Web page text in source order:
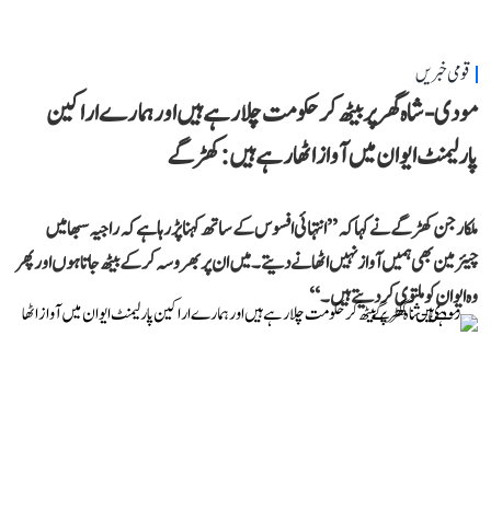
قومی خبریں
مودی-شاہ گھر پر بیٹھ کر حکومت چلا رہے ہیں اور ہمارے اراکین
پارلیمنٹ ایوان میں آواز اٹھا رہے ہیں: کھڑگے
ملکارجن کھڑگے نے کہا کہ ’’انتہائی افسوس کے ساتھ کہنا پڑ رہا ہے کہ راجیہ سبھا میں
چیئرمین بھی ہمیں آواز نہیں اٹھانے دیتے۔ میں ان پر بھروسہ کر کے بیٹھ جاتا ہوں اور پھر
وہ ایوان کو ملتوی کر دیتے ہیں۔‘‘